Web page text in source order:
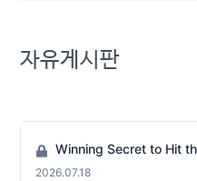
자유게시판
Winning Secret to Hit
2026.07.18